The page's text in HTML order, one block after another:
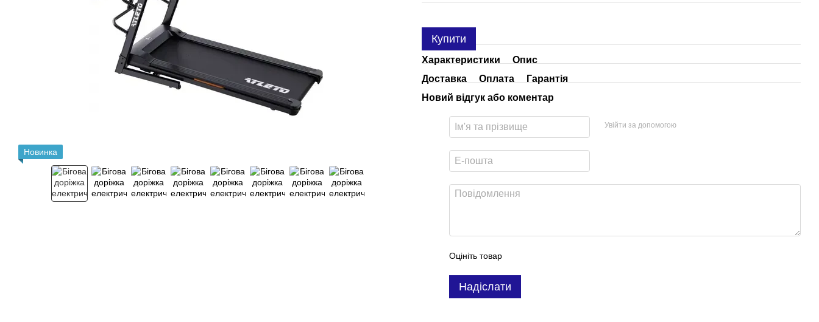
Новинка
Купити
Характеристики
Опис
Доставка
Оплата
Гарантія
Новий відгук або коментар
Увійти за допомогою
Оцініть товар
Надіслати